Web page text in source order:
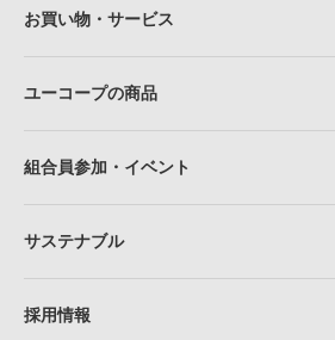
お買い物・サービス
ユーコープの商品
組合員参加・イベント
サステナブル
採用情報